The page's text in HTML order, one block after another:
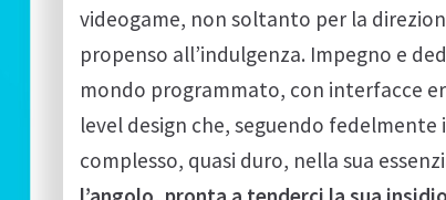
videogame, non soltanto per la
propenso all’indulgenza. Impegno e
mondo programmato, con interfacce
level design che, seguendo
complesso, quasi duro, nella sua